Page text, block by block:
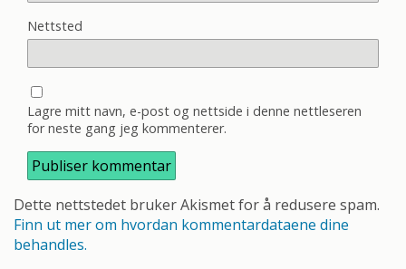
Nettsted
Lagre mitt navn, e-post og nettside i denne nettleseren
for neste gang jeg kommenterer.
Dette nettstedet bruker Akismet for å redusere spam.
Finn ut mer om hvordan kommentardataene dine
behandles.